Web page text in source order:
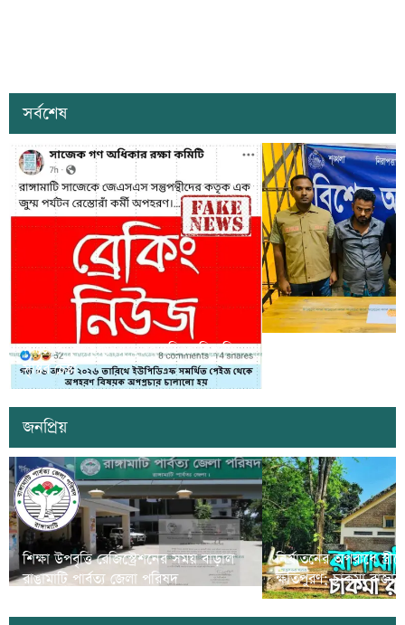
সর্বশেষ
সাজেকে অপহরণের গুজব ছড়িয়ে বিভ্রান্তি
সৃষ্টির চেষ্টা
জনপ্রিয়
শিক্ষা উপবৃত্তি রেজিস্ট্রেশনের সময় বাড়াল
রাঙামাটি পার্বত্য জেলা পরিষদ
নির্যাতনের অপরাধে
ক্ষতিপুরণ; চাকমা